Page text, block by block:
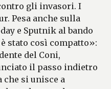
gli invasori. I
Pesa anche sulla
e Sputnik al bando
stato così compatto»:
del Coni,
il passo indietro
che si unisce a